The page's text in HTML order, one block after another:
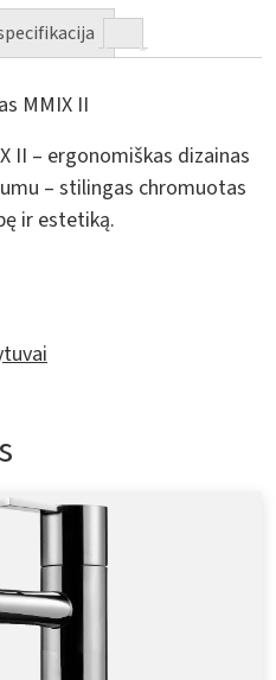
MMIX II
II – ergonomiškas dizainas
– stilingas chromuotas
ir estetiką.